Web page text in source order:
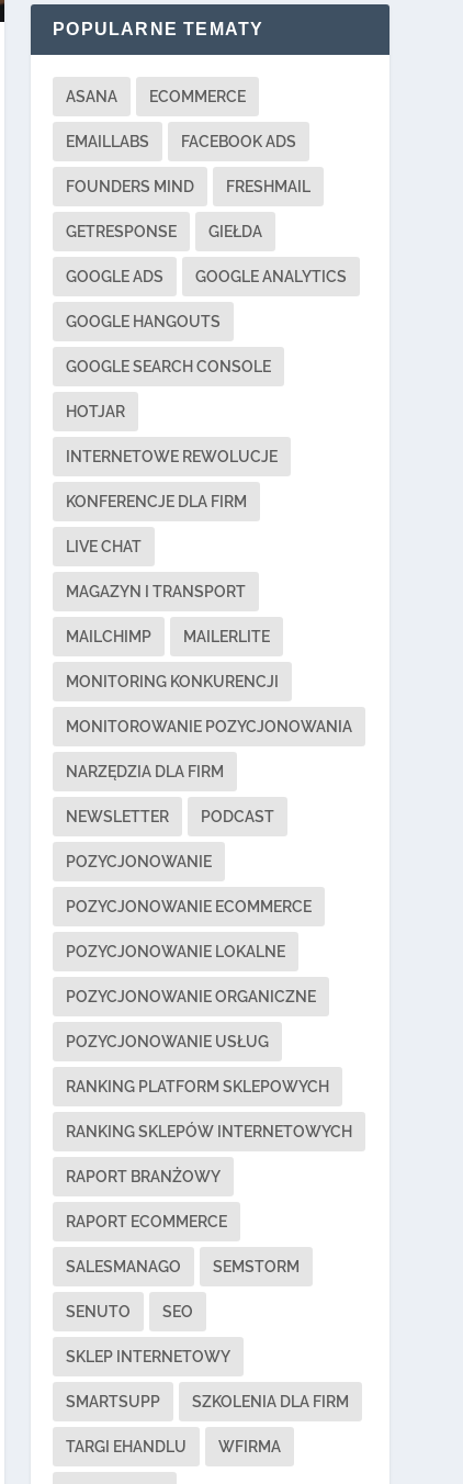
POPULARNE TEMATY
ASANA ECOMMERCE
EMAILLABS FACEBOOK ADS
FOUNDERS MIND FRESHMAIL
GETRESPONSE GIEŁDA
GOOGLE ADS GOOGLE ANALYTICS
GOOGLE HANGOUTS
GOOGLE SEARCH CONSOLE
HOTJAR
INTERNETOWE REWOLUCJE
KONFERENCJE DLA FIRM
LIVE CHAT
MAGAZYN I TRANSPORT
MAILCHIMP MAILERLITE
MONITORING KONKURENCJI
MONITOROWANIE POZYCJONOWANIA
NARZĘDZIA DLA FIRM
NEWSLETTER PODCAST
POZYCJONOWANIE
POZYCJONOWANIE ECOMMERCE
POZYCJONOWANIE LOKALNE
POZYCJONOWANIE ORGANICZNE
POZYCJONOWANIE USŁUG
RANKING PLATFORM SKLEPOWYCH
RANKING SKLEPÓW INTERNETOWYCH
RAPORT BRANŻOWY
RAPORT ECOMMERCE
SALESMANAGO SEMSTORM
SENUTO SEO
SKLEP INTERNETOWY
SMARTSUPP SZKOLENIA DLA FIRM
TARGI EHANDLU WFIRMA